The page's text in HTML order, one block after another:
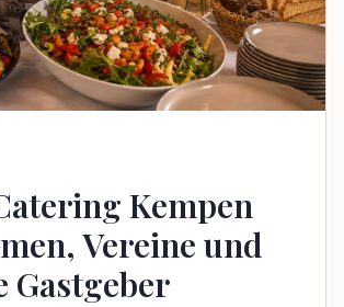
Kempen
Vereine und
Gastgeber